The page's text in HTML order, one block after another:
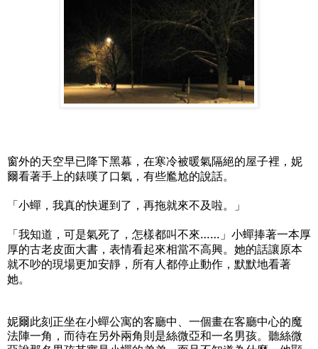
窗外的天空早已降下黑幕，在寒冷被暖氣隔絕的屋子裡，妮
爾看著手上的錶嘆了口氣，有些尷尬的說話。
「小蟬，我真的快遲到了，再拖就來不及啦。」
「我知道，可是氣死了，怎樣都叫不來……」小蟬捧著一本厚
厚的古老皮面大書，表情看起來相當不高興。她的話讓原本
就不吵的現場更加安靜，所有人都停止動作，默默地看著
她。
妮爾此刻正坐在小蟬公寓的客廳中、一個畫在客廳中心的魔
法陣一角，而待在另外兩角則是絲微亞和一名男孩。聽絲微